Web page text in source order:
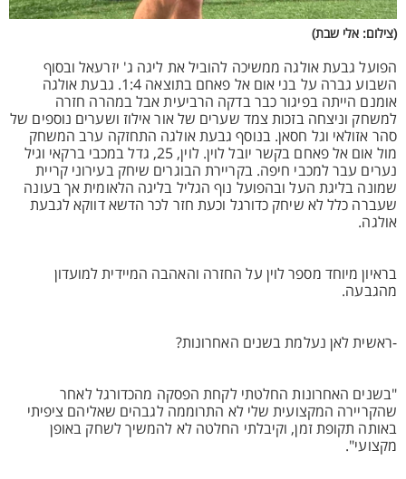
(צילום: אלי שבת)
הפועל גבעת אולגה ממשיכה להוביל את ליגה ג' יזרעאל ובסוף
השבוע גברה על בני אום אל פאחם בתוצאה 1:4. גבעת אולגה
אומנם הייתה בפיגור כבר בדקה הרביעית אבל במהרה חזרה
למשחק וניצחה בזכות צמד שערים של אור אילוז ושערים נוספים של
סהר אזולאי וגל חסאן. בנוסף גבעת אולגה התחזקה ערב המשחק
מול אום אל פאחם בקשר יובל לוין. לוין, 25, גדל במכבי ברקאי וגיל
נערים עבר למכבי חיפה. בקריירת הבוגרים שיחק בעירוני קריית
שמונה בליגת העל ובהפועל נוף הגליל בליגה הלאומית אך בעונה
שעברה כלל לא שיחק כדורגל וכעת חזר לכר הדשא דווקא לגבעת
אולגה.
בראיון מיוחד מספר לוין על החזרה והאהבה המיידית למועדון
מהגבעה.
-ראשית לאן נעלמת בשנים האחרונות?
"בשנים האחרונות החלטתי לקחת הפסקה מהכדורגל לאחר
שהקריירה המקצועית שלי לא התרוממה לגבהים שאליהם ציפיתי
באותה תקופת זמן, וקיבלתי החלטה לא להמשיך לשחק באופן
מקצועי".